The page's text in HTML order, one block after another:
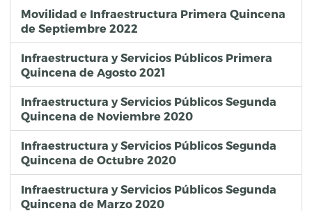
Movilidad e Infraestructura Primera Quincena
de Septiembre 2022
Infraestructura y Servicios Públicos Primera
Quincena de Agosto 2021
Infraestructura y Servicios Públicos Segunda
Quincena de Noviembre 2020
Infraestructura y Servicios Públicos Segunda
Quincena de Octubre 2020
Infraestructura y Servicios Públicos Segunda
Quincena de Marzo 2020